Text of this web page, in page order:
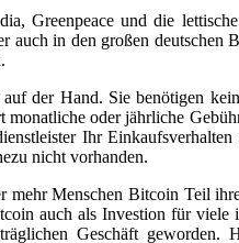
Greenpeace und die
auch in den großen deutschen
der Hand. Sie benötigen
monatliche oder jährliche
Ihr
nicht vorhanden.
mehr Menschen Bitcoin Teil
auch als Investion für
Geschäft